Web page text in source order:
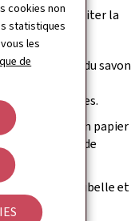
cookies non
statistiques
les
de
pour limiter la
de l'eau et du savon
les
sous les ongles.
un mouchoir en papier
n'avez pas de
à la poubelle et